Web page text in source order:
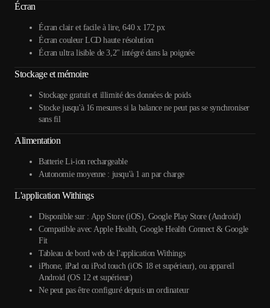
Écran
Écran clair et facile à lire, 640 x 172 px
Écran couleur LCD haute résolution
Écran ultra lisible de 3,2" intégré dans la poignée
Stockage et mémoire
Stockage gratuit et illimité des données de poids
Stocke jusqu'à 16 mesures si la balance ne peut pas se synchroniser
sans fil
Alimentation
Batterie Li-ion rechargeable
Autonomie moyenne : jusqu'à 1 an par charge
L'application Withings
Disponible sur : App Store (iOS), Google Play Store (Android)
Compatible avec Apple Health, Google Health Connect & Google
Fit
Tableau de bord web de l'application Withings
iPhone, iPad ou iPod touch (iOS 18 et supérieur), ou appareil
Android (OS 12 et supérieur)
Ne peut pas être configuré depuis un ordinateur